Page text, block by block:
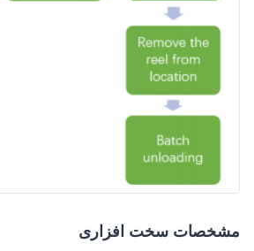
مشخصات سخت افزاری